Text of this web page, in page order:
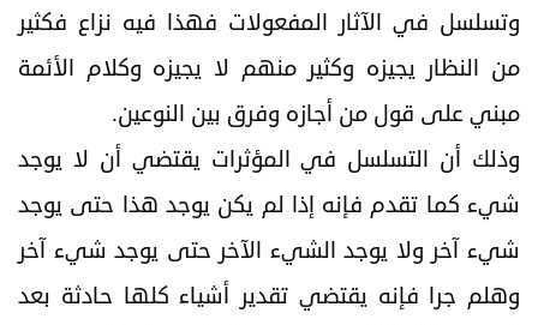
وتسلسل في الآثار المفعولات فهذا فيه نزاع فكثير
من النظار يجيزه وكثير منهم لا يجيزه وكلام الأئمة
مبني على قول من أجازه وفرق بين النوعين.
وذلك أن التسلسل في المؤثرات يقتضي أن لا يوجد
شيء كما تقدم فإنه إذا لم يكن يوجد هذا حتى يوجد
شيء آخر ولا يوجد الشيء الآخر حتى يوجد شيء آخر
وهلم جرا فإنه يقتضي تقدير أشياء كلها حادثة بعد